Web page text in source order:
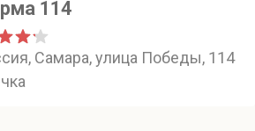
114
Самара, улица Победы, 114